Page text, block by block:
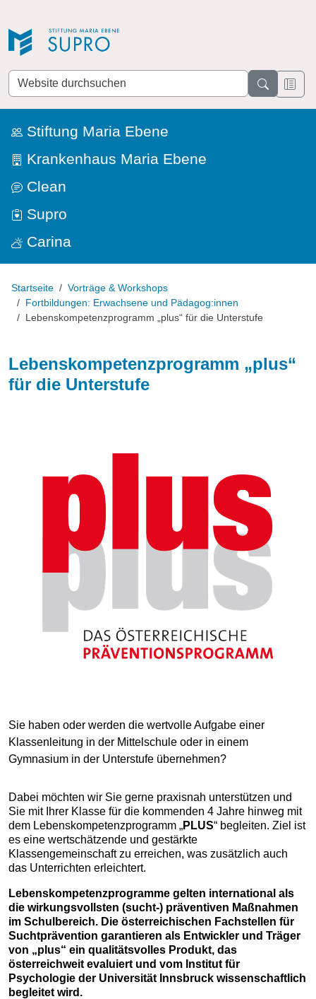
Website
durchsuchen
Stiftung Maria Ebene
Krankenhaus Maria Ebene
Clean
Supro
Carina
Startseite
Vorträge & Workshops
Fortbildungen: Erwachsene und Pädagog:innen
Lebenskompetenzprogramm „plus“ für die Unterstufe
Lebenskompetenzprogramm „plus“
für die Unterstufe
Sie haben oder werden die wertvolle Aufgabe einer
Klassenleitung in der Mittelschule oder in einem
Gymnasium in der Unterstufe übernehmen?
Dabei möchten wir Sie gerne praxisnah unterstützen und
Sie mit Ihrer Klasse für die kommenden 4 Jahre hinweg mit
dem Lebenskompetenzprogramm „PLUS“ begleiten. Ziel ist
es eine wertschätzende und gestärkte
Klassengemeinschaft zu erreichen, was zusätzlich auch
das Unterrichten erleichtert.
Lebenskompetenzprogramme gelten international als
die wirkungsvollsten (sucht-) präventiven Maßnahmen
im Schulbereich. Die österreichischen Fachstellen für
Suchtprävention garantieren als Entwickler und Träger
von „plus“ ein qualitätsvolles Produkt, das
österreichweit evaluiert und vom Institut für
Psychologie der Universität Innsbruck wissenschaftlich
begleitet wird.